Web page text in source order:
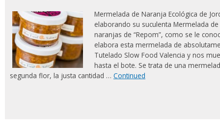
Mermelada de Naranja Ecológica de
elaborando su suculenta Mermelada
naranjas de “Repom”, como se le
elabora esta mermelada de
Tutelado Slow Food Valencia y nos
hasta el bote. Se trata de una
segunda flor, la justa cantidad … Continued